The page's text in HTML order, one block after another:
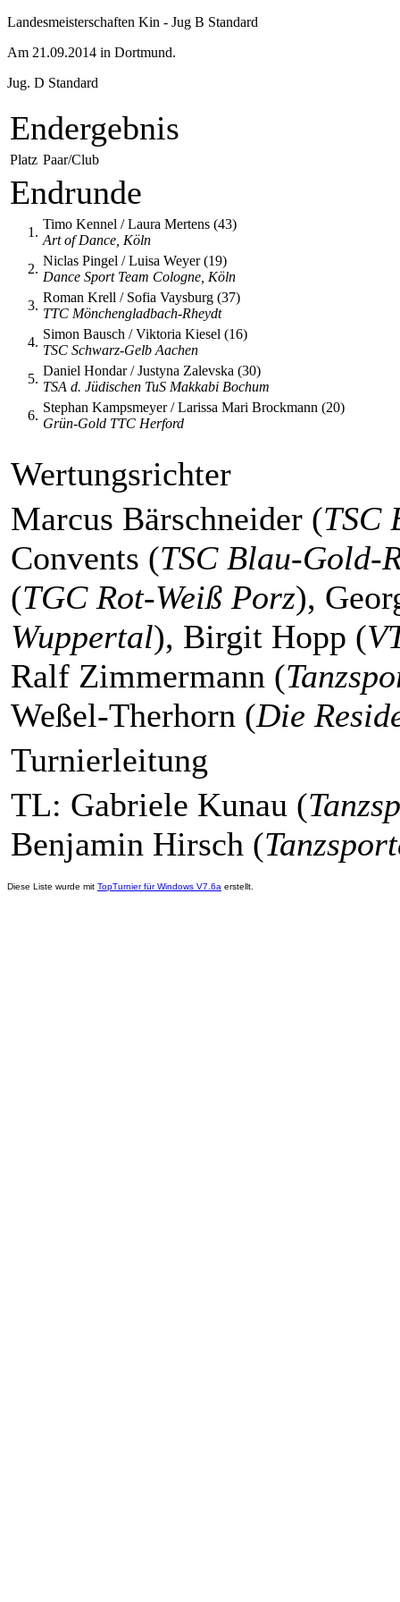
Landesmeisterschaften Kin - Jug B Standard
Am 21.09.2014 in Dortmund.
Jug. D Standard
Endergebnis
Platz Paar/Club
Endrunde
1.
Timo Kennel / Laura Mertens (43)
Art of Dance, Köln
2.
Niclas Pingel / Luisa Weyer (19)
Dance Sport Team Cologne, Köln
3.
Roman Krell / Sofia Vaysburg (37)
TTC Mönchengladbach-Rheydt
4.
Simon Bausch / Viktoria Kiesel (16)
TSC Schwarz-Gelb Aachen
5.
Daniel Hondar / Justyna Zalevska (30)
TSA d. Jüdischen TuS Makkabi Bochum
6.
Stephan Kampsmeyer / Larissa Mari Brockmann (20)
Grün-Gold TTC Herford
Wertungsrichter
Marcus Bärschneider (TSC
Convents (TSC Blau-Gold-
(TGC Rot-Weiß Porz),
Wuppertal), Birgit Hopp (
Ralf Zimmermann (
Weßel-Therhorn (Die
Turnierleitung
TL: Gabriele Kunau (
Benjamin Hirsch (
Diese Liste wurde mit TopTurnier für Windows V7.6a erstellt.